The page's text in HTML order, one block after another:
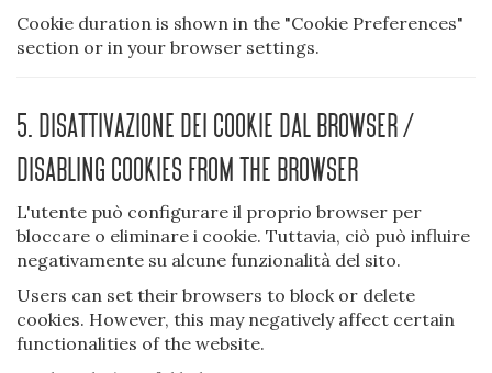
Cookie duration is shown in the "Cookie Preferences"
section or in your browser settings.
5. Disattivazione dei cookie dal browser /
Disabling cookies from the browser
L'utente può configurare il proprio browser per
bloccare o eliminare i cookie. Tuttavia, ciò può influire
negativamente su alcune funzionalità del sito.
Users can set their browsers to block or delete
cookies. However, this may negatively affect certain
functionalities of the website.